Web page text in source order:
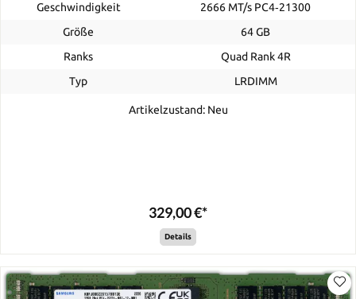
Geschwindigkeit
2666 MT/s PC4‑21300
Größe
64 GB
Ranks
Quad Rank 4R
Typ
LRDIMM
Artikelzustand: Neu
329,00 €*
Details